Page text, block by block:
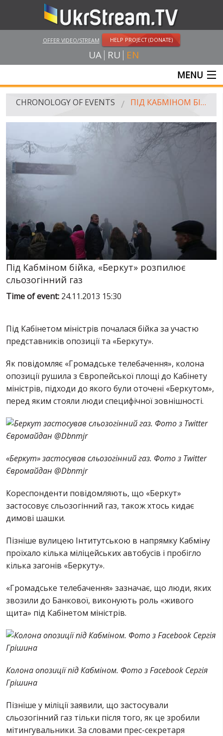
OFFER VIDEO/STREAM HELP PROJECT (DONATE)
UA RU EN
MENU
MAIN
RUSSIA-UKRAINE WAR
WINTER ON FIRE: UKRAINE'S FIGHT FOR FREEDOM
SERVICES
CHRONOLOGY OF EVENTS ПІД КАБМІНОМ БІЙКА, «БЕРКУТ» РОЗПИЛЮЄ СЛЬОЗОГІННИЙ ГАЗ
Під Кабміном бійка, «Беркут» розпилює
сльозогінний газ
Time of event: 24.11.2013 15:30
Під Кабінетом міністрів почалася бійка за участю
представників опозиції та «Беркуту».
Як повідомляє «Громадське телебачення», колона
опозиції рушила з Європейської площі до Кабінету
міністрів, підходи до якого були оточені «Беркутом»,
перед яким стояли люди специфічної зовнішності.
«Беркут» застосував сльозогінний газ. Фото з Twitter
Євромайдан ‏@Dbnmjr
Кореспонденти повідомляють, що «Беркут»
застосовує сльозогінний газ, також хтось кидає
димові шашки.
Пізніше вулицею Інтитутською в напрямку Кабміну
проїхало кілька міліцейських автобусів і пробігло
кілька загонів «Беркуту».
«Громадське телебачення» зазначає, що люди, яких
звозили до Банкової, виконують роль «живого
щита» під Кабінетом міністрів.
Колона опозиції під Кабміном. Фото з Facebook Сергія
Грішина
Пізніше у міліції заявили, що застосували
сльозогінний газ тільки після того, як це зробили
мітингувальники. За словами прес-секретаря